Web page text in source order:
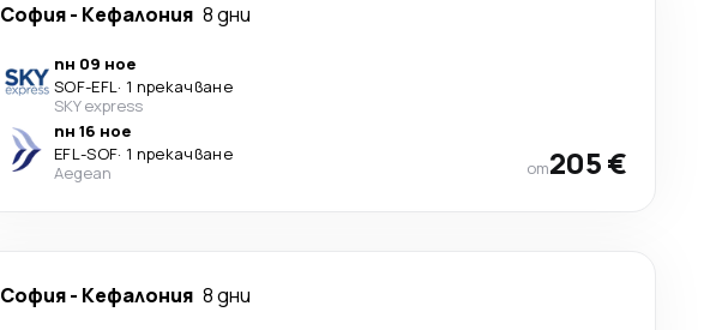
София- Кефалония 8 дни
пн 09 ное
SOF-EFL· 1 прекачване
SKY express
пн 16 ное
EFL-SOF· 1 прекачване
Aegean
от205 €
София- Кефалония 8 дни